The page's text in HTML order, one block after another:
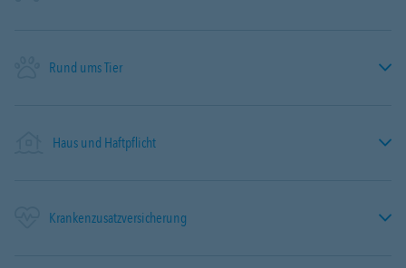
Rund ums Tier
Haus und Haftpflicht
Krankenzusatzversicherung